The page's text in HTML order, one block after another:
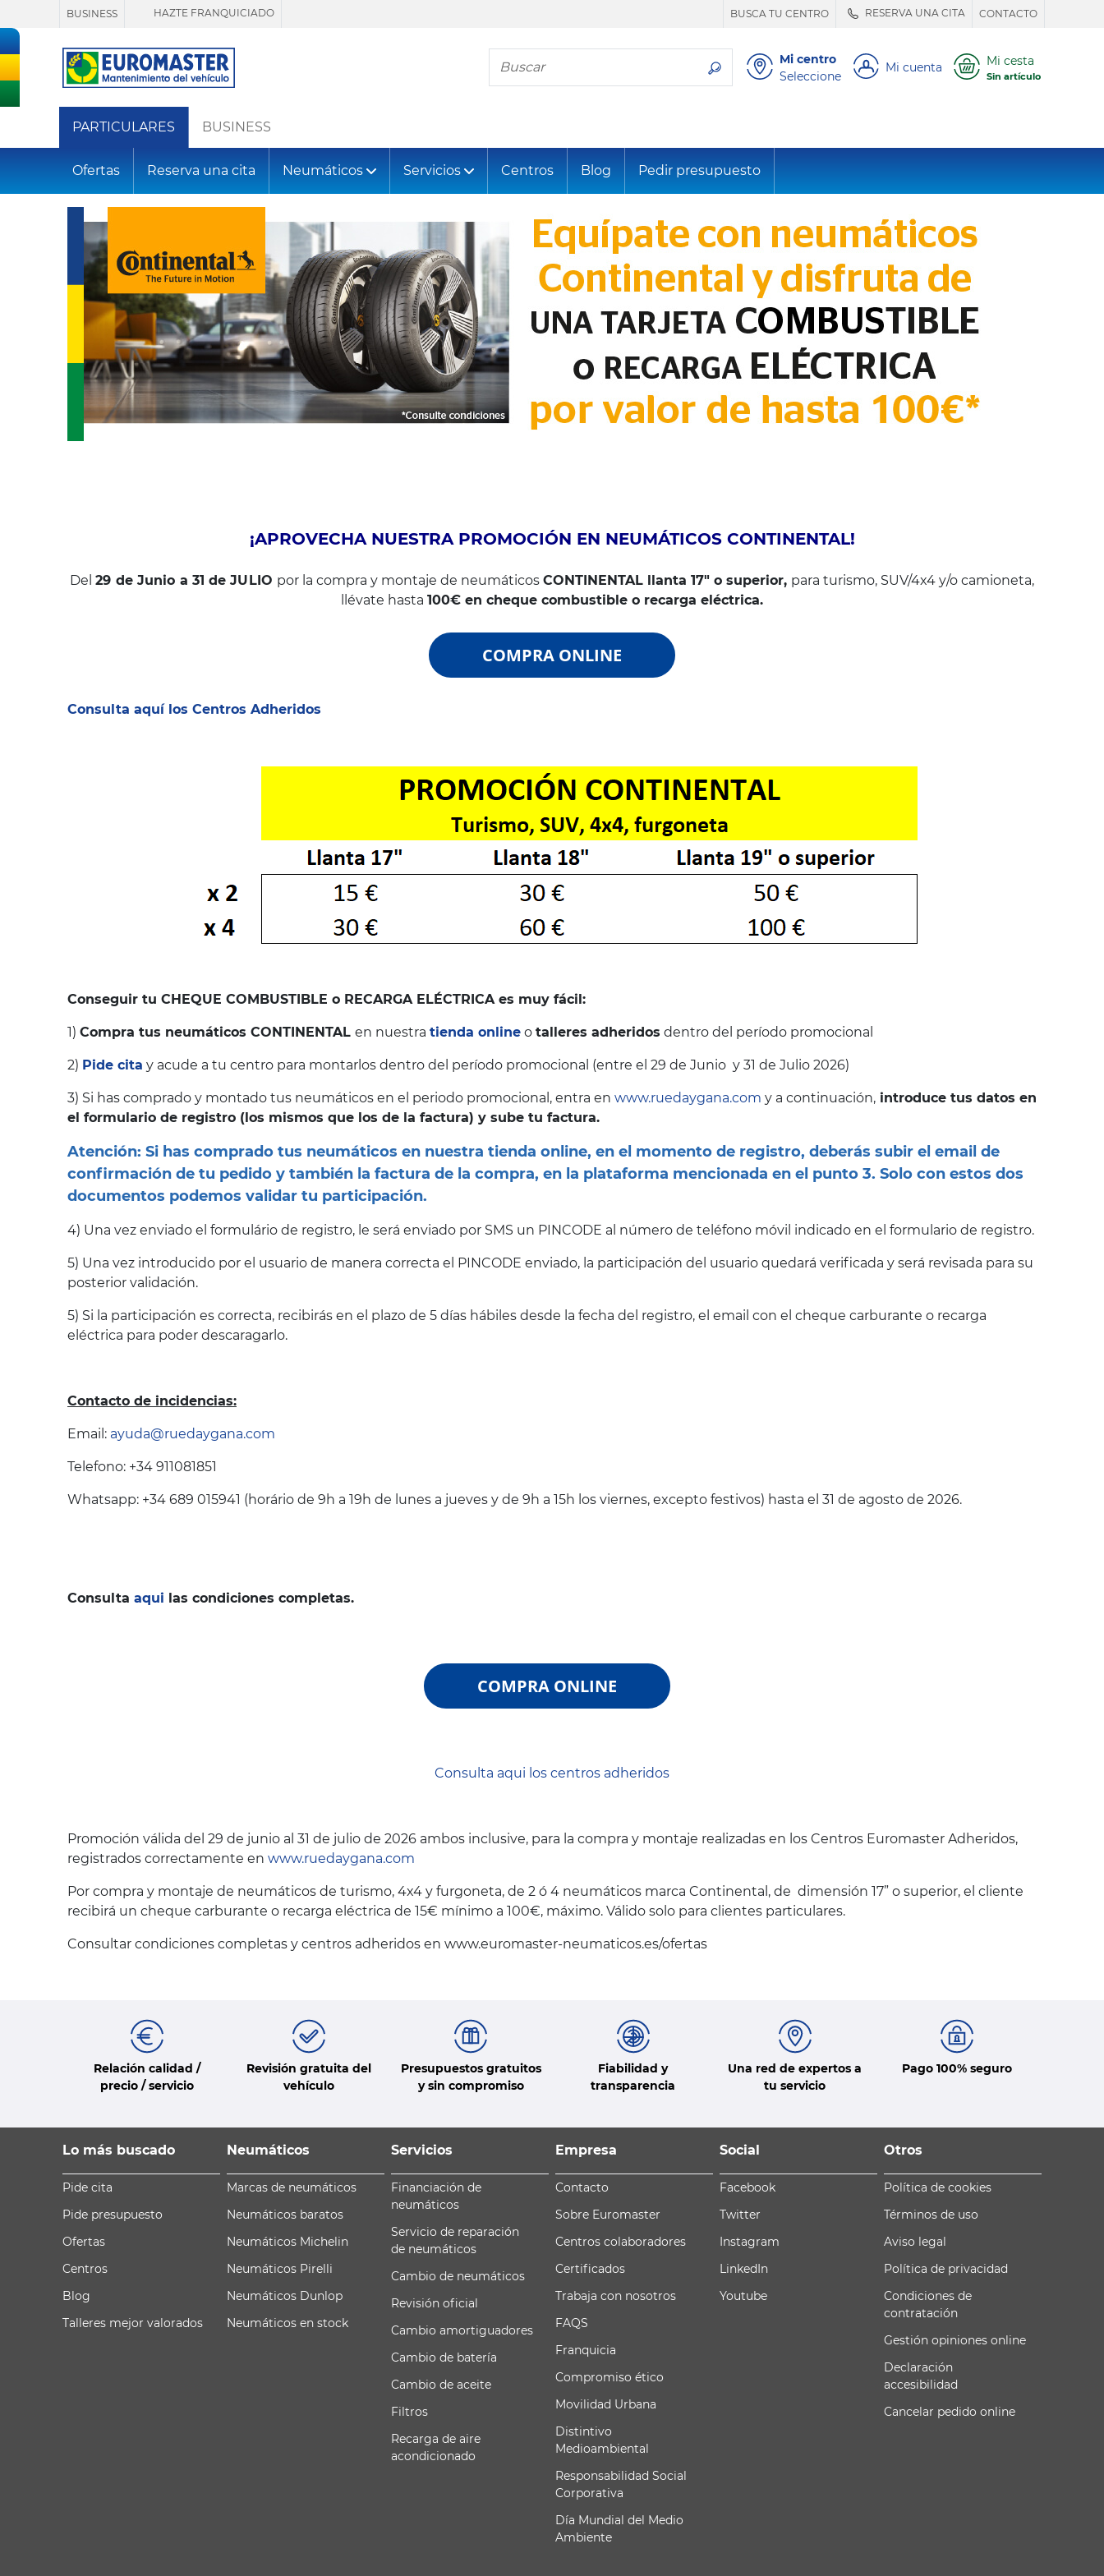
BUSINESS HAZTE FRANQUICIADO BUSCA TU CENTRO RESERVA UNA CITA CONTACTO
Busca tu neumático
Mi centro
Seleccione
Mi cuenta Mi cesta
Sin artículo
PARTICULARES BUSINESS
Ofertas Reserva una cita Neumáticos Servicios Centros Blog Pedir presupuesto
¡APROVECHA NUESTRA PROMOCIÓN EN NEUMÁTICOS CONTINENTAL!
Del29 de Junio a 31 de JULIO por la compra y montaje de neumáticos CONTINENTAL llanta 17" o superior, para turismo, SUV/4x4 y/o camioneta,
llévate hasta 100€ en cheque combustible o recarga eléctrica.
COMPRA ONLINE
Consulta aquí los Centros Adheridos
Conseguir tu CHEQUE COMBUSTIBLE o RECARGA ELÉCTRICA es muy fácil:
1) Compra tus neumáticos CONTINENTAL en nuestra tienda online o talleres adheridos dentro del período promocional
2) Pide cita y acude a tu centro para montarlos dentro del período promocional (entre el 29 de Junio y 31 de Julio 2026)
3) Si has comprado y montado tus neumáticos en el periodo promocional, entra en www.ruedaygana.com y a continuación, introduce tus datos en
el formulario de registro (los mismos que los de la factura) y sube tu factura.
Atención: Si has comprado tus neumáticos en nuestra tienda online, en el momento de registro, deberás subir el email de
confirmación de tu pedido y también la factura de la compra, en la plataforma mencionada en el punto 3. Solo con estos dos
documentos podemos validar tu participación.
4) Una vez enviado el formulário de registro, le será enviado por SMS un PINCODE al número de teléfono móvil indicado en el formulario de registro.
5) Una vez introducido por el usuario de manera correcta el PINCODE enviado, la participación del usuario quedará verificada y será revisada para su
posterior validación.
5) Si la participación es correcta, recibirás en el plazo de 5 días hábiles desde la fecha del registro, el email con el cheque carburante o recarga
eléctrica para poder descaragarlo.
Contacto de incidencias:
Email: ayuda@ruedaygana.com
Telefono: +34 911081851
Whatsapp: +34 689 015941 (horário de 9h a 19h de lunes a jueves y de 9h a 15h los viernes, excepto festivos) hasta el 31 de agosto de 2026.
Consulta aqui las condiciones completas.
COMPRA ONLINE
Consulta aqui los centros adheridos
Promoción válida del 29 de junio al 31 de julio de 2026 ambos inclusive, para la compra y montaje realizadas en los Centros Euromaster Adheridos,
registrados correctamente en www.ruedaygana.com
Por compra y montaje de neumáticos de turismo, 4x4 y furgoneta, de 2 ó 4 neumáticos marca Continental, de dimensión 17” o superior, el cliente
recibirá un cheque carburante o recarga eléctrica de 15€ mínimo a 100€, máximo. Válido solo para clientes particulares.
Consultar condiciones completas y centros adheridos en www.euromaster-neumaticos.es/ofertas
Relación calidad /
precio / servicio
Revisión gratuita del
vehículo
Presupuestos gratuitos
y sin compromiso
Fiabilidad y
transparencia
Una red de expertos a
tu servicio
Pago 100% seguro
Lo más buscado
Pide cita
Pide presupuesto
Ofertas
Centros
Blog
Talleres mejor valorados
Neumáticos
Marcas de neumáticos
Neumáticos baratos
Neumáticos Michelin
Neumáticos Pirelli
Neumáticos Dunlop
Neumáticos en stock
Servicios
Financiación de
neumáticos
Servicio de reparación
de neumáticos
Cambio de neumáticos
Revisión oficial
Cambio amortiguadores
Cambio de batería
Cambio de aceite
Filtros
Recarga de aire
acondicionado
Empresa
Contacto
Sobre Euromaster
Centros colaboradores
Certificados
Trabaja con nosotros
FAQS
Franquicia
Compromiso ético
Movilidad Urbana
Distintivo
Medioambiental
Responsabilidad Social
Corporativa
Día Mundial del Medio
Ambiente
Social
Facebook
Twitter
Instagram
LinkedIn
Youtube
Otros
Política de cookies
Términos de uso
Aviso legal
Política de privacidad
Condiciones de
contratación
Gestión opiniones online
Declaración
accesibilidad
Cancelar pedido online